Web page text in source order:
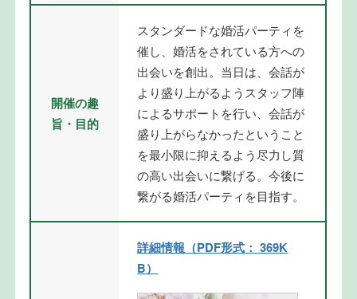
開催の趣
旨・目的
スタンダードな婚活パーティを
催し、婚活をされている方への
出会いを創出。当日は、会話が
より盛り上がるようスタッフ陣
によるサポートを行い、会話が
盛り上がらなかったということ
を最小限に抑えるよう尽力し質
の高い出会いに繋げる。今後に
繋がる婚活パーティを目指す。
詳細情報（PDF形式： 369K
B）